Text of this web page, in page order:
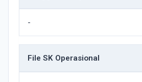
-
File SK Operasional